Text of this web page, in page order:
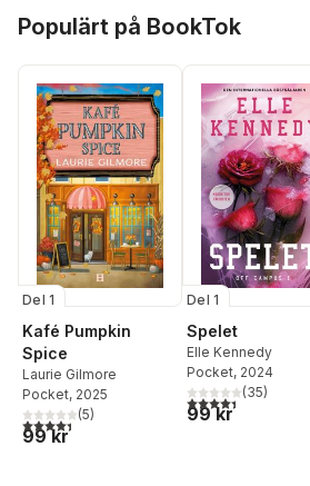
Populärt på BookTok
Del 1
Kafé Pumpkin
Spice
Laurie Gilmore
Pocket, 2025
4,4utav 5 stjärnor. Totalt antal röster:
(5)
99 kr
Del 1
Spelet
Elle Kennedy
Pocket, 2024
4,4utav 5 stjärnor.
(35)
99 kr